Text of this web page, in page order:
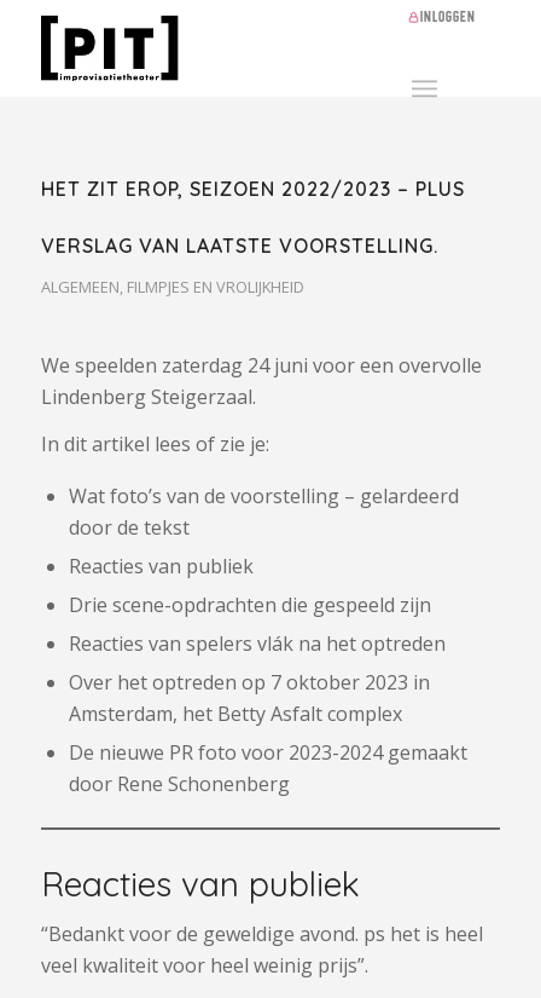
Inloggen
HET ZIT EROP, SEIZOEN 2022/2023 – PLUS
VERSLAG VAN LAATSTE VOORSTELLING.
ALGEMEEN, FILMPJES EN VROLIJKHEID
We speelden zaterdag 24 juni voor een overvolle
Lindenberg Steigerzaal.
In dit artikel lees of zie je:
Wat foto’s van de voorstelling – gelardeerd
door de tekst
Reacties van publiek
Drie scene-opdrachten die gespeeld zijn
Reacties van spelers vlák na het optreden
Over het optreden op 7 oktober 2023 in
Amsterdam, het Betty Asfalt complex
De nieuwe PR foto voor 2023-2024 gemaakt
door Rene Schonenberg
Reacties van publiek
“Bedankt voor de geweldige avond. ps het is heel
veel kwaliteit voor heel weinig prijs”.